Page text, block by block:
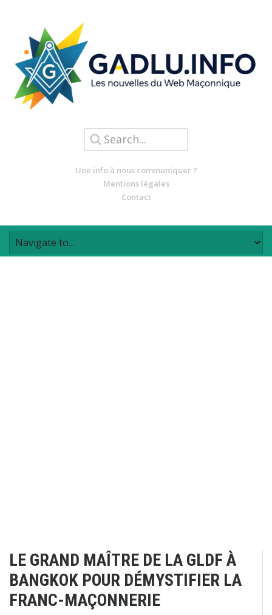
Une info à nous communiquer ?
Mentions légales
Contact
LE GRAND MAÎTRE DE LA GLDF À
BANGKOK POUR DÉMYSTIFIER LA
FRANC-MAÇONNERIE